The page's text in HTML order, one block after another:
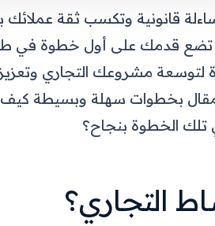
قانونية وتكسب ثقة
قدمك على أول خطوة في طريق
لتوسعة مشروعك التجاري
بخطوات سهلة وبسيطة
الخطوة بنجاح؟
التجاري؟